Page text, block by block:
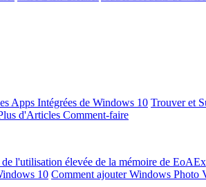
Apps Intégrées de Windows 10 Trouver et
d'Articles Comment-faire
l'utilisation élevée de la mémoire de
10 Comment ajouter Windows Photo